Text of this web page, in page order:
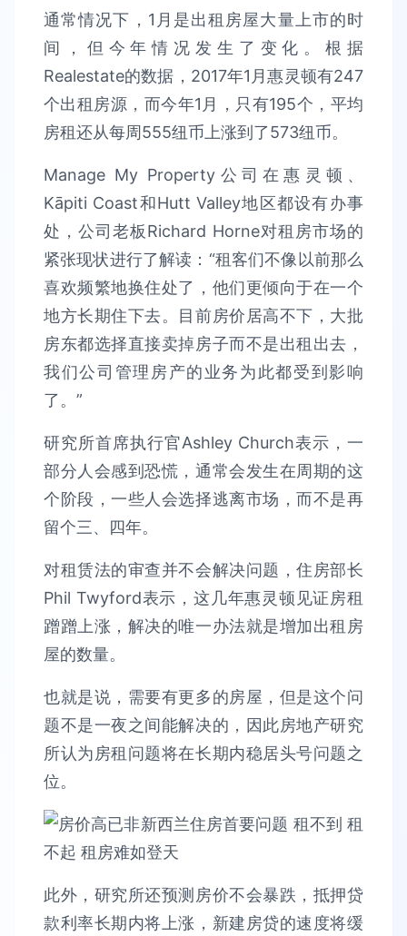
通常情况下，1月是出租房屋大量上市的时
间，但今年情况发生了变化。根据
Realestate的数据，2017年1月惠灵顿有247
个出租房源，而今年1月，只有195个，平均
房租还从每周555纽币上涨到了573纽币。
Manage My Property公司在惠灵顿、
Kāpiti Coast和Hutt Valley地区都设有办事
处，公司老板Richard Horne对租房市场的
紧张现状进行了解读：“租客们不像以前那么
喜欢频繁地换住处了，他们更倾向于在一个
地方长期住下去。目前房价居高不下，大批
房东都选择直接卖掉房子而不是出租出去，
我们公司管理房产的业务为此都受到影响
了。”
研究所首席执行官Ashley Church表示，一
部分人会感到恐慌，通常会发生在周期的这
个阶段，一些人会选择逃离市场，而不是再
留个三、四年。
对租赁法的审查并不会解决问题，住房部长
Phil Twyford表示，这几年惠灵顿见证房租
蹭蹭上涨，解决的唯一办法就是增加出租房
屋的数量。
也就是说，需要有更多的房屋，但是这个问
题不是一夜之间能解决的，因此房地产研究
所认为房租问题将在长期内稳居头号问题之
位。
此外，研究所还预测房价不会暴跌，抵押贷
款利率长期内将上涨，新建房贷的速度将缓